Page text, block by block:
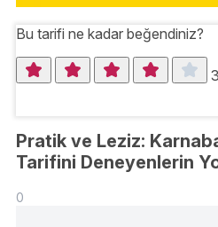
Bu tarifi ne kadar beğendiniz?
Pratik ve Leziz:
Tarifini Deneyenlerin
0